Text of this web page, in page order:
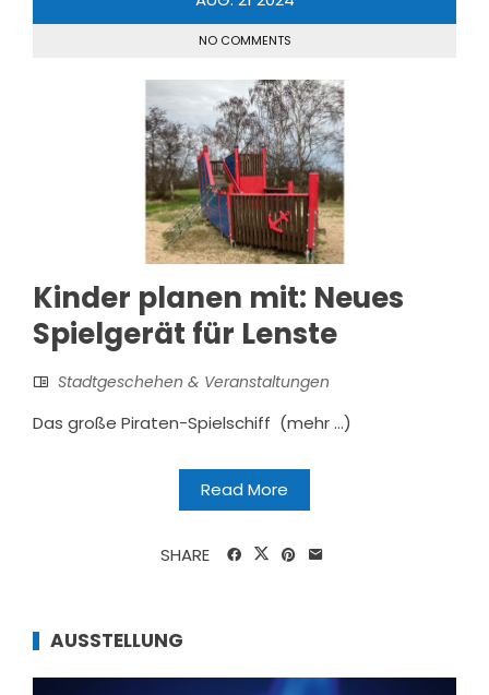
NO COMMENTS
Kinder planen mit: Neues
Spielgerät für Lenste
Stadtgeschehen & Veranstaltungen
Das große Piraten-Spielschiff (mehr …)
Read More
SHARE
AUSSTELLUNG